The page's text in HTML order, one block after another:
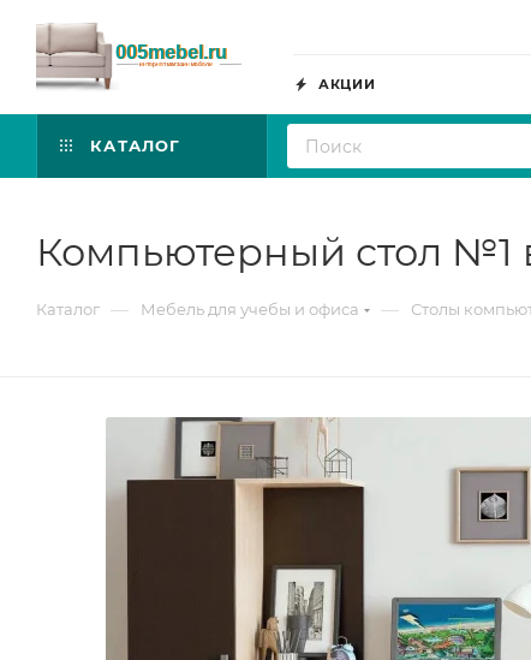
АКЦИИ
КАТАЛОГ
Компьютерный стол №1
Каталог — Мебель для учебы и офиса — Столы